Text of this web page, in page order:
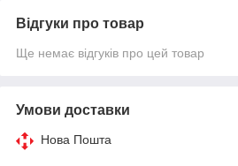
Відгуки про товар
Ще немає відгуків про цей товар
Умови доставки
Нова Пошта